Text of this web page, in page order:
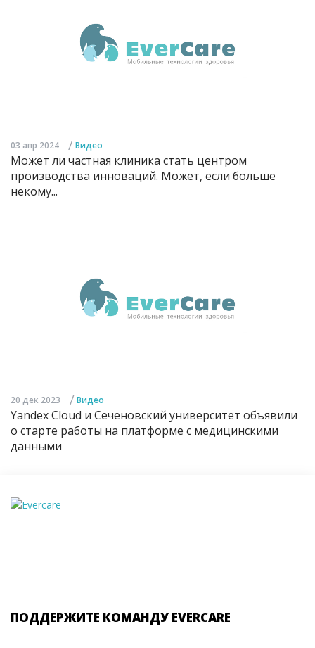
03 апр 2024 / Видео
Может ли частная клиника стать центром
производства инноваций. Может, если больше
некому...
20 дек 2023 / Видео
Yandex Cloud и Сеченовский университет объявили
о старте работы на платформе с медицинскими
данными
ПОДДЕРЖИТЕ КОМАНДУ EVERCARE